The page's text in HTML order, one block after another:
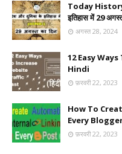
Today History
इतिहास में 29
अगस्त 28, 2024
12 Easy
Hindi
फ़रवरी 22, 2023
How To
Every
फ़रवरी 22, 2023